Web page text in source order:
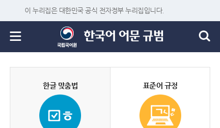
이 누리집은 대한민국 공식 전자정부 누리집입니다.
한글 맞춤법 표준어 규정